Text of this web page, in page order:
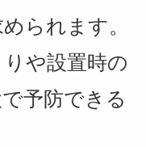
られます。
や設置時の
予防できる